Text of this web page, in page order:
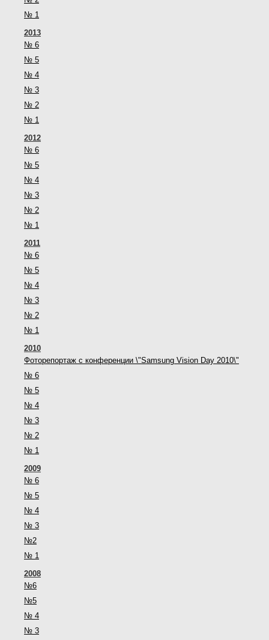
№ 1
2013
№ 6
№ 5
№ 4
№ 3
№ 2
№ 1
2012
№ 6
№ 5
№ 4
№ 3
№ 2
№ 1
2011
№ 6
№ 5
№ 4
№ 3
№ 2
№ 1
2010
Фоторепортаж с конференции \"Samsung Vision Day 2010\"
№ 6
№ 5
№ 4
№ 3
№ 2
№ 1
2009
№ 6
№ 5
№ 4
№ 3
№2
№ 1
2008
№6
№5
№ 4
№ 3